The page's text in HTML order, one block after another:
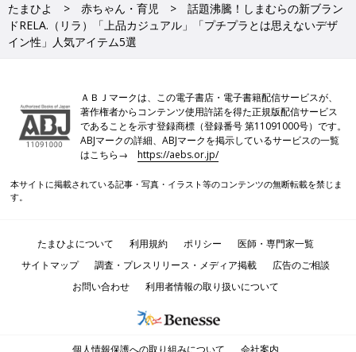
たまひよ 赤ちゃん・育児
話題沸騰！しまむらの新ブラン
ドRELA.（リラ）「上品カジュアル」「プチプラとは思えないデザ
イン性」人気アイテム5選
ＡＢＪマークは、この電子書店・電子書籍配信サービスが、
著作権者からコンテンツ使用許諾を得た正規版配信サービス
であることを示す登録商標（登録番号 第11091000号）です。
ABJマークの詳細、ABJマークを掲示しているサービスの一覧
はこちら→https://aebs.or.jp/
本サイトに掲載されている記事・写真・イラスト等のコンテンツの無断転載を禁じま
す。
たまひよについて 利用規約 ポリシー
医師・専門家一覧
サイトマップ
調査・プレスリリース・メディア掲載
広告のご相談
お問い合わせ
利用者情報の取り扱いについて